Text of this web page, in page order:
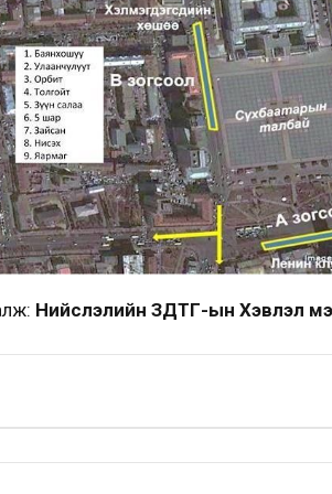
Нийслэлийн ЗДТГ-ын Хэвлэл